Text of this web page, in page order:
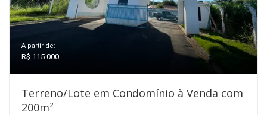
A partir de:
R$ 115.000
Terreno/Lote em Condomínio à Venda com
200m²